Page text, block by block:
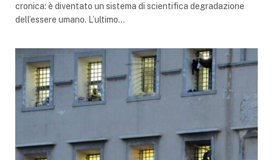
cronica: è diventato un sistema di scientifica degradazione
dell’essere umano. L’ultimo…